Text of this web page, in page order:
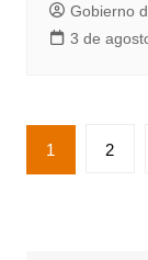
Gobierno
3 de
Paginación
de
1 2